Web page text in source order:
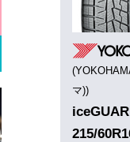
マ))
215/